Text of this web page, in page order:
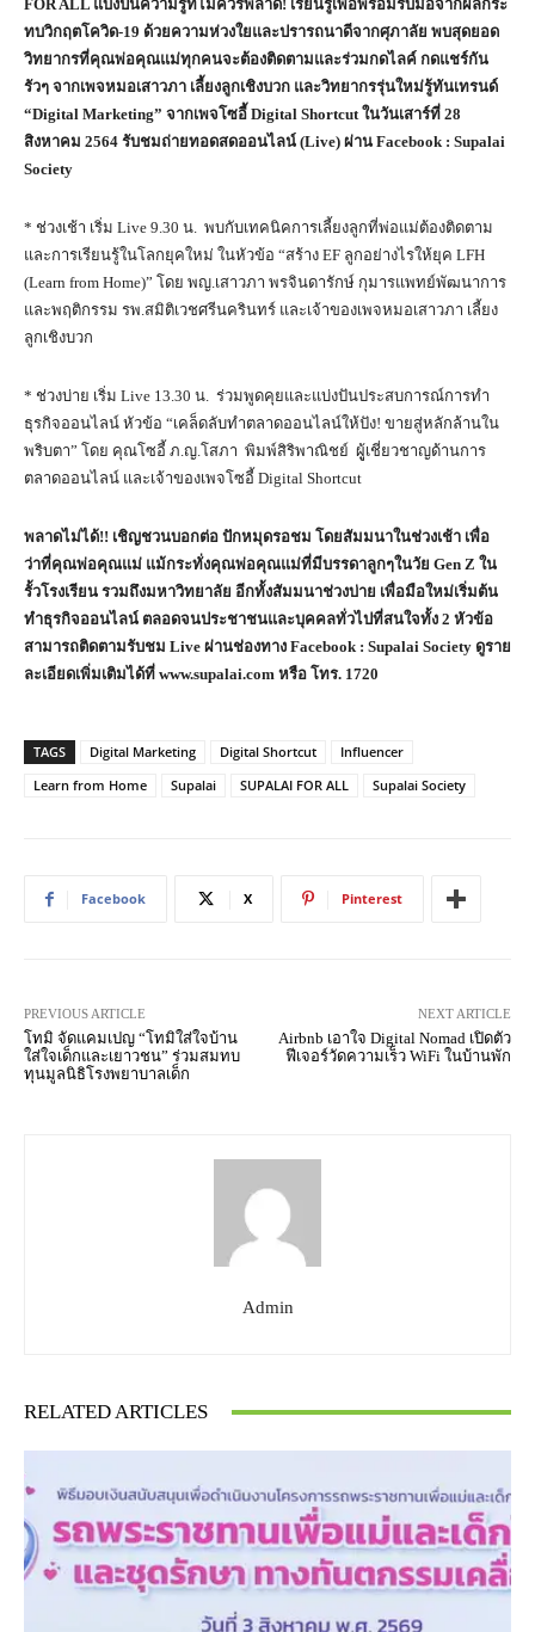
FOR ALL แบ่งปันความรู้ที่ไม่ควรพลาด! เรียนรู้เพื่อพร้อมรับมือจากผลกระ
ทบวิกฤตโควิด-19 ด้วยความห่วงใยและปรารถนาดีจากศุภาลัย พบสุดยอด
วิทยากรที่คุณพ่อคุณแม่ทุกคนจะต้องติดตามและร่วมกดไลค์ กดแชร์กัน
รัวๆ จากเพจหมอเสาวภา เลี้ยงลูกเชิงบวก และวิทยากรรุ่นใหม่รู้ทันเทรนด์
“Digital Marketing” จากเพจโซอี้ Digital Shortcut ในวันเสาร์ที่ 28
สิงหาคม 2564 รับชมถ่ายทอดสดออนไลน์ (Live) ผ่าน Facebook : Supalai
Society
* ช่วงเช้า เริ่ม Live 9.30 น. พบกับเทคนิคการเลี้ยงลูกที่พ่อแม่ต้องติดตาม
และการเรียนรู้ในโลกยุคใหม่ ในหัวข้อ “สร้าง EF ลูกอย่างไรให้ยุค LFH
(Learn from Home)” โดย พญ.เสาวภา พรจินดารักษ์ กุมารแพทย์พัฒนาการ
และพฤติกรรม รพ.สมิติเวชศรีนครินทร์ และเจ้าของเพจหมอเสาวภา เลี้ยง
ลูกเชิงบวก
* ช่วงบ่าย เริ่ม Live 13.30 น. ร่วมพูดคุยและแบ่งปันประสบการณ์การทำ
ธุรกิจออนไลน์ หัวข้อ “เคล็ดลับทำตลาดออนไลน์ให้ปัง! ขายสู่หลักล้านใน
พริบตา” โดย คุณโซอี้ ภ.ญ.โสภา พิมพ์สิริพาณิชย์ ผูู้เชี่ยวชาญด้านการ
ตลาดออนไลน์ และเจ้าของเพจโซอี้ Digital Shortcut
พลาดไม่ได้!! เชิญชวนบอกต่อ ปักหมุดรอชม โดยสัมมนาในช่วงเช้า เพื่อ
ว่าที่คุณพ่อคุณแม่ แม้กระทั่งคุณพ่อคุณแม่ที่มีบรรดาลูกๆในวัย Gen Z ใน
รั้วโรงเรียน รวมถึงมหาวิทยาลัย อีกทั้งสัมมนาช่วงบ่าย เพื่อมือใหม่เริ่มต้น
ทำธุรกิจออนไลน์ ตลอดจนประชาชนและบุคคลทั่วไปที่สนใจทั้ง 2 หัวข้อ
สามารถติดตามรับชม Live ผ่านช่องทาง Facebook : Supalai Society ดูราย
ละเอียดเพิ่มเติมได้ที่ www.supalai.com หรือ โทร. 1720
TAGS Digital Marketing Digital Shortcut
Influencer
Learn from Home
Supalai SUPALAI FOR ALL Supalai Society
Facebook X Pinterest
PREVIOUS ARTICLE
โทมิ จัดแคมเปญ “โทมิใส่ใจบ้าน
ใส่ใจเด็กและเยาวชน” ร่วมสมทบ
ทุนมูลนิธิโรงพยาบาลเด็ก
NEXT ARTICLE
Airbnb เอาใจ Digital Nomad เปิดตัว
ฟีเจอร์วัดความเร็ว WiFi ในบ้านพัก
Admin
RELATED ARTICLES